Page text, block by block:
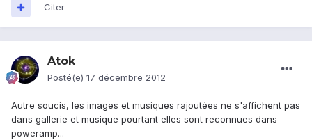
Citer
Atok
Posté(e) 17 décembre 2012
Autre soucis, les images et musiques rajoutées ne s'affichent pas
dans gallerie et musique pourtant elles sont reconnues dans
poweramp...